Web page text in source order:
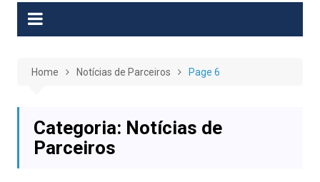
Home Notícias de Parceiros Page 6
Categoria: Notícias de
Parceiros